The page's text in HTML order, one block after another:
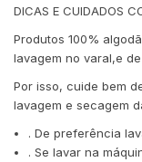
DICAS E CUIDADOS
Produtos 100%
lavagem no varal,e
Por isso, cuide bem
lavagem e
. De preferência
. Se lavar na